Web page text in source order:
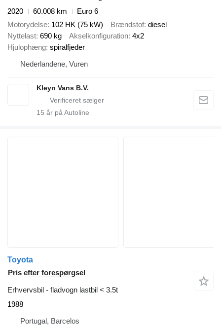
2020
60.008 km
Euro 6
Motorydelse 102 HK (75 kW) Brændstof diesel
Nyttelast 690 kg Akselkonfiguration 4x2
Hjulophæng spiralfjeder
Nederlandene, Vuren
Kleyn Vans B.V.
15 år på Autoline
Toyota
Pris efter forespørgsel
Erhvervsbil - fladvogn lastbil < 3.5t
1988
Portugal, Barcelos